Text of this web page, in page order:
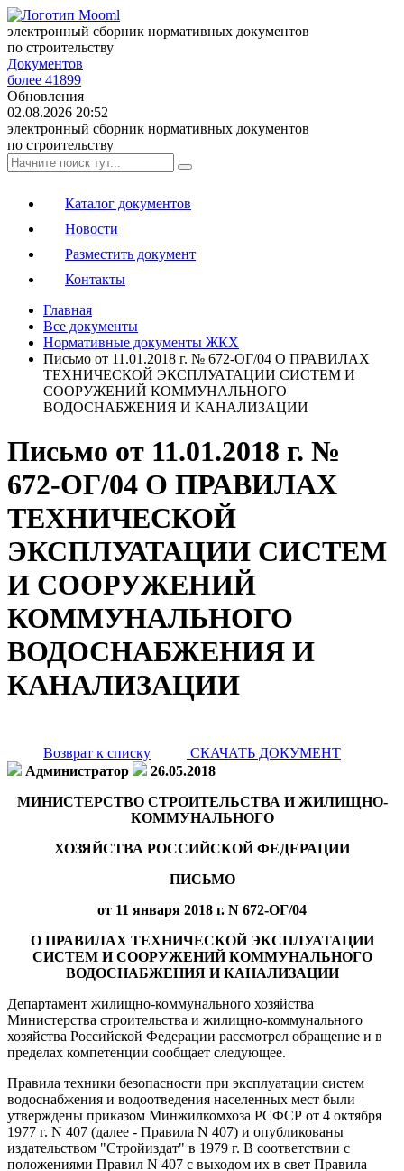
электронный сборник нормативных документов
по строительству
Документов
более 41899
Обновления
02.08.2026 20:52
электронный сборник нормативных документов
по строительству
Каталог документов
Новости
Разместить документ
Контакты
Главная
Все документы
Нормативные документы ЖКХ
Письмо от 11.01.2018 г. № 672-ОГ/04 О ПРАВИЛАХ
ТЕХНИЧЕСКОЙ ЭКСПЛУАТАЦИИ СИСТЕМ И
СООРУЖЕНИЙ КОММУНАЛЬНОГО
ВОДОСНАБЖЕНИЯ И КАНАЛИЗАЦИИ
Письмо от 11.01.2018 г. №
672-ОГ/04 О ПРАВИЛАХ
ТЕХНИЧЕСКОЙ
ЭКСПЛУАТАЦИИ СИСТЕМ
И СООРУЖЕНИЙ
КОММУНАЛЬНОГО
ВОДОСНАБЖЕНИЯ И
КАНАЛИЗАЦИИ
Возврат к списку
СКАЧАТЬ ДОКУМЕНТ
Администратор
26.05.2018
МИНИСТЕРСТВО СТРОИТЕЛЬСТВА И ЖИЛИЩНО-
КОММУНАЛЬНОГО
ХОЗЯЙСТВА РОССИЙСКОЙ ФЕДЕРАЦИИ
ПИСЬМО
от 11 января 2018 г. N 672-ОГ/04
О ПРАВИЛАХ ТЕХНИЧЕСКОЙ ЭКСПЛУАТАЦИИ
СИСТЕМ И СООРУЖЕНИЙ КОММУНАЛЬНОГО
ВОДОСНАБЖЕНИЯ И КАНАЛИЗАЦИИ
Департамент жилищно-коммунального хозяйства
Министерства строительства и жилищно-коммунального
хозяйства Российской Федерации рассмотрел обращение и в
пределах компетенции сообщает следующее.
Правила техники безопасности при эксплуатации систем
водоснабжения и водоотведения населенных мест были
утверждены приказом Минжилкомхоза РСФСР от 4 октября
1977 г. N 407 (далее - Правила N 407) и опубликованы
издательством "Стройиздат" в 1979 г. В соответствии с
положениями Правил N 407 с выходом их в свет Правила